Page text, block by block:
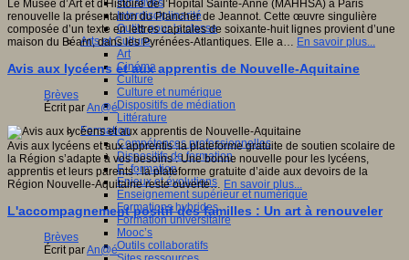
Initiatives
Interdisciplinarité
Outils pour la classe
Arts et Culture
Art
Cinéma
Culture
Culture et numérique
Dispositifs de médiation
Littérature
Formation
Compétences professionnelles
Dispositifs de formation
E- formation
Enjeux et évolutions
Enseignement supérieur et numérique
Formations hybrides
Formation universitaire
Mooc’s
Outils collaboratifs
Le Musée d’Art et d’Histoire de l’Hôpital Sainte-Anne (MAHHSA) à Paris
renouvelle la présentation du Plancher de Jeannot. Cette œuvre singulière
composée d’un texte en lettres capitales de soixante-huit lignes provient d’une
maison du Béarn, dans les Pyrénées-Atlantiques. Elle a… En savoir plus...
Avis aux lycéens et aux apprentis de Nouvelle-Aquitaine
Brèves
Écrit parAn@é
Avis aux lycéens et aux apprentis :la plateforme gratuite de soutien scolaire de
la Région s’adapte à vos besoins : Une bonne nouvelle pour les lycéens,
apprentis et leurs parents : la plateforme gratuite d’aide aux devoirs de la
Région Nouvelle-Aquitaine reste ouverte… En savoir plus...
L'accompagnement positif des familles : Un art à renouveler
Brèves
Écrit parAn@é